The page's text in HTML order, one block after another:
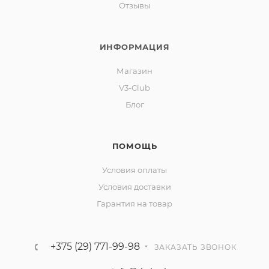
Отзывы
ИНФОРМАЦИЯ
Магазин
V3-Club
Блог
ПОМОЩЬ
Условия оплаты
Условия доставки
Гарантия на товар
+375 (29) 771-99-98 ЗАКАЗАТЬ ЗВОНОК